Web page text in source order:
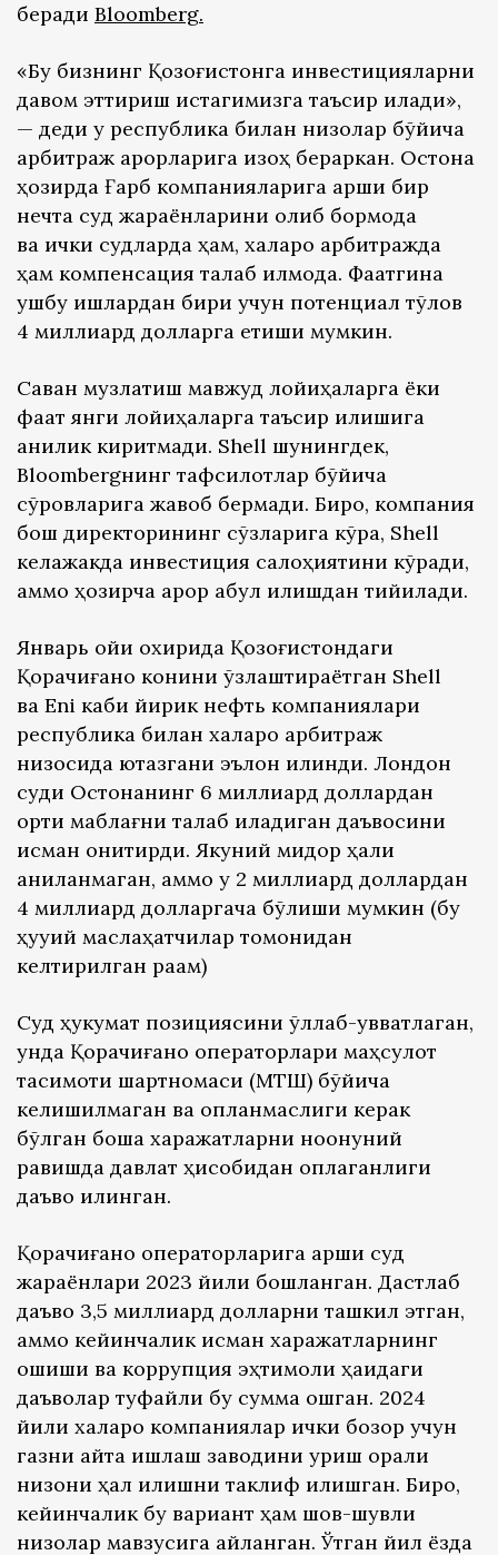
беради Bloomberg.
«Бу бизнинг Қозоғистонга инвестицияларни
давом эттириш истагимизга таъсир қилади»,
— деди у республика билан низолар бўйича
арбитраж қарорларига изоҳ бераркан. Остона
ҳозирда Ғарб компанияларига қарши бир
нечта суд жараёнларини олиб бормоқда
ва ички судларда ҳам, халқаро арбитражда
ҳам компенсация талаб қилмоқда. Фақатгина
ушбу ишлардан бири учун потенциал тўлов
4 миллиард долларга етиши мумкин.
Саван музлатиш мавжуд лойиҳаларга ёки
фақат янги лойиҳаларга таъсир қилишига
аниқлик киритмади. Shell шунингдек,
Bloombergнинг тафсилотлар бўйича
сўровларига жавоб бермади. Бироқ, компания
бош директорининг сўзларига кўра, Shell
келажакда инвестиция салоҳиятини кўради,
аммо ҳозирча қарор қабул қилишдан тийилади.
Январь ойи охирида Қозоғистондаги
Қорачиғаноқ конини ўзлаштираётган Shell
ва Eni каби йирик нефть компаниялари
республика билан халқаро арбитраж
низосида ютқазгани эълон қилинди. Лондон
суди Остонанинг 6 миллиард доллардан
ортиқ маблағни талаб қиладиган даъвосини
қисман қониқтирди. Якуний миқдор ҳали
аниқланмаган, аммо у 2 миллиард доллардан
4 миллиард долларгача бўлиши мумкин (бу
ҳуқуқий маслаҳатчилар томонидан
келтирилган рақам)
Суд ҳукумат позициясини қўллаб-қувватлаган,
унда Қорачиғаноқ операторлари маҳсулот
тақсимоти шартномаси (МТШ) бўйича
келишилмаган ва қопланмаслиги керак
бўлган бошқа харажатларни ноқонуний
равишда давлат ҳисобидан қоплаганлиги
даъво қилинган.
Қорачиғаноқ операторларига қарши суд
жараёнлари 2023 йили бошланган. Дастлаб
даъво 3,5 миллиард долларни ташкил этган,
аммо кейинчалик қисман харажатларнинг
ошиши ва коррупция эҳтимоли ҳақидаги
даъволар туфайли бу сумма ошган. 2024
йили халқаро компаниялар ички бозор учун
газни қайта ишлаш заводини қуриш орқали
низони ҳал қилишни таклиф қилишган. Бироқ,
кейинчалик бу вариант ҳам шов-шувли
низолар мавзусига айланган. Ўтган йил ёзда